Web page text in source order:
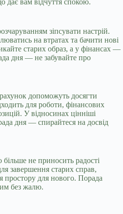
дає вам відчуття спокою.
зіпсувати настрій.
на втратах та бачити нові
старих образ, а у фінансах —
дня — не забувайте про
допоможуть досягти
для роботи, фінансових
У відносинах цінніші
дня — спирайтеся на досвід
не приносить радості
завершення старих справ,
простору для нового. Порада
без жалю.